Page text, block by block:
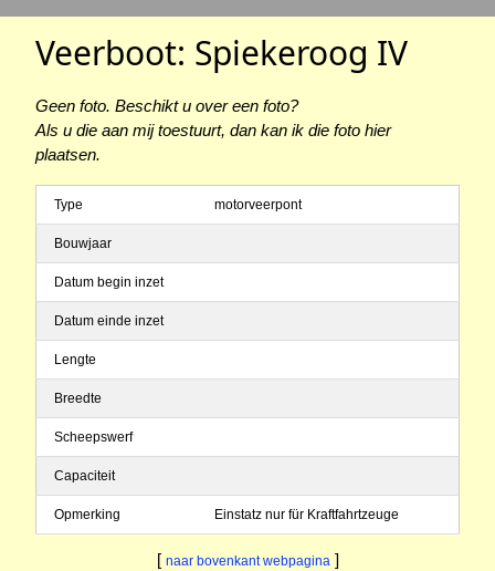
Veerboot: Spiekeroog IV
Geen foto. Beschikt u over een foto?
Als u die aan mij toestuurt, dan kan ik die foto hier
plaatsen.
Type motorveerpont
Bouwjaar
Datum begin inzet
Datum einde inzet
Lengte
Breedte
Scheepswerf
Capaciteit
Opmerking Einstatz nur für Kraftfahrtzeuge
[ naar bovenkant webpagina ]